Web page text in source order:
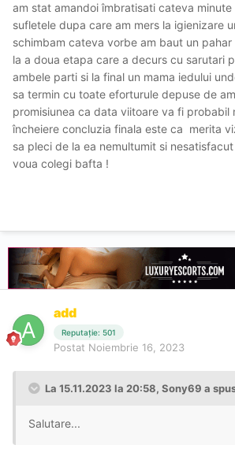
am stat amandoi îmbratisati cateva minute
sufletele dupa care am mers la igienizare
schimbam cateva vorbe am baut un
la a doua etapa care a decurs cu sarutari
ambele parti si la final un mama iedului
sa termin cu toate eforturule depuse de
promisiunea ca data viitoare va fi probabil
încheiere concluzia finala este ca merita
sa pleci de la ea nemultumit si
voua colegi bafta !
add
Reputație: 501
Postat Noiembrie 16, 2023
La 15.11.2023 la 20:58, Sony69 a
Salutare...